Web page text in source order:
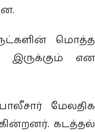
மொத்த
இருக்கும் என
மேலதிக
கடத்தல்